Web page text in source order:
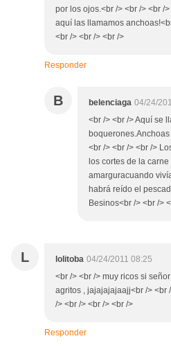
por los ojos.<br /> <br /> <br /
aquí las llamamos
<br /> <br /> <br />
Responder
B belenciaga 04/24/
<br /> <br /> Aquí se
<br /> <br /> <br />
los cortes de la
amarguracuando
habrá reído el
Besinos<br /> <br />
L lolitoba 04/24/2011 08:25
<br /> <br /> muy ricos si
agritos , jajajajajaajj<br /> <br
/> <br /> <br /> <br />
Responder